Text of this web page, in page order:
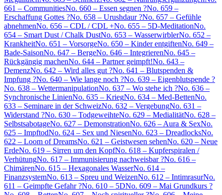
661 – CommunitiesNo. 660 – Essen segnen ?No. 659 –
Erschaffung Gottes ?No. 658 – Urushdaur ?No. 657 – Gefühle
abnehmenNo. 656 – CDL / CDL +No. 655 – 5D-MeditationNo.
654 – Smart Dust / Chalk DustNo. 653 – WasserwirblerNo. 652 –
KrankheitNo. 651 – VorsorgeNo. 650 – Kinder entgiftenNo. 649 –
Bade-SaisonNo. 647 – BergeNo. 646 – IntegrierenNo. 645 –
Rückgängig machenNo. 644 – Partner geimpft!No. 643 –
DemenzNo. 642 – Wird alles gut ?No. 641 – Blutspenden &
Impfung ?No. 640 – Wie lange noch ?No. 639 – Eigenblutspende ?
No. 638 – WettermanipulationNo. 637 – Wo stehe ich ?No. 636 –
Synchronische LinienNo. 635 – KriegNo. 634 – Med-BettenNo.
633 – Seminare in der SchweizNo. 632 – VergebungNo. 631 –
Widerstand ?No. 630 – TodgeweihteNo. 629 – MedialitätNo. 628 –
SelbstsabotageNo. 627 – DemonstrationNo. 626 – Aura & SexNo.
625 – ImpftodNo. 624 – Sex und NiesenNo. 623 – DreadlocksNo.
622 – Loom of DreamsNo. 621 – Geistwesen sehenNo. 620 – Neue
ErdeNo. 619 – Sirren um den KopfNo. 618 – Kupferspiralen /
VerhütungNo. 617 – Immunisierung nachweisbar ?No. 616 –
ChimärenNo. 615 – Hexagonales WasserNo. 614 –
FinanzsystemNo. 613 – Spreu und WeizenNo. 612 – IntimrasurNo.
611 – Geimpfte Gefahr ?No. 610 – 5DNo. 609 – Mai Grundkurs ?